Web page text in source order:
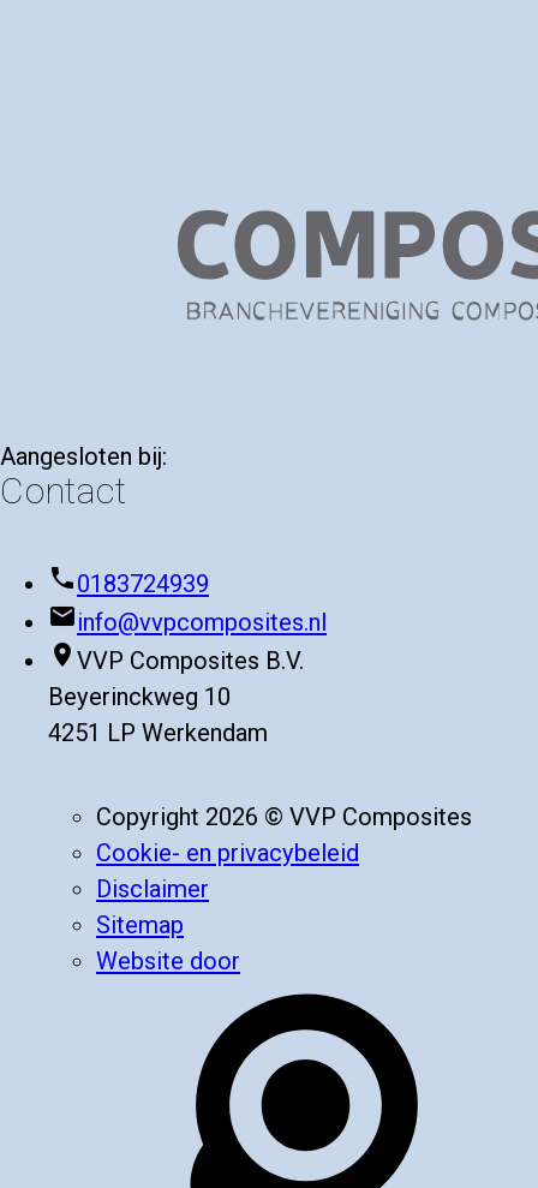
Aangesloten bij:
Contact
phone0183724939
mailinfo@vvpcomposites.nl
place VVP Composites B.V.
Beyerinckweg 10
4251 LP Werkendam
Copyright 2026 © VVP Composites
Cookie- en privacybeleid
Disclaimer
Sitemap
Website door